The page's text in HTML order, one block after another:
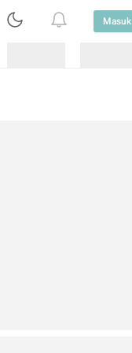
Masuk